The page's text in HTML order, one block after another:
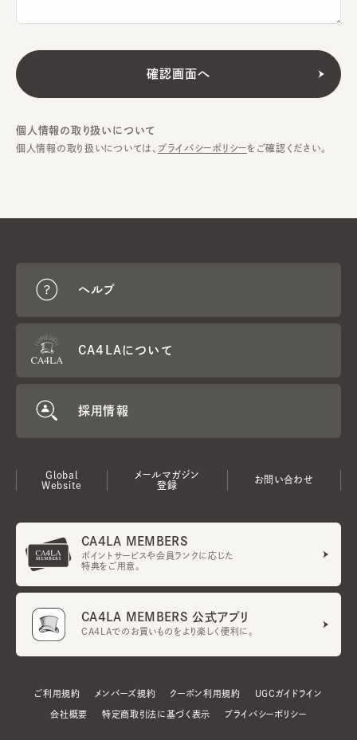
個人情報の取り扱いについて
個人情報の取り扱いについては、 プライバシーポリシーをご確認ください。
ヘルプ
CA4LAについて
採用情報
Global
Website
メールマガジン
登録
お問い合わせ
CA4LA MEMBERS
ポイントサービスや会員ランクに応じた
特典をご用意。
CA4LA MEMBERS 公式アプリ
CA4LAでのお買いものをより楽しく便利に。
ご利用規約 メンバーズ規約 クーポン利用規約 UGCガイドライン
会社概要 特定商取引法に基づく表示 プライバシーポリシー